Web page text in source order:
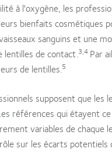
à l'oxygène, les
bienfaits cosmétiques
sanguins et une
de contact.3,4 Par
de lentilles.5
supposent que les
références qui étayent
variables de chaque
sur les écarts